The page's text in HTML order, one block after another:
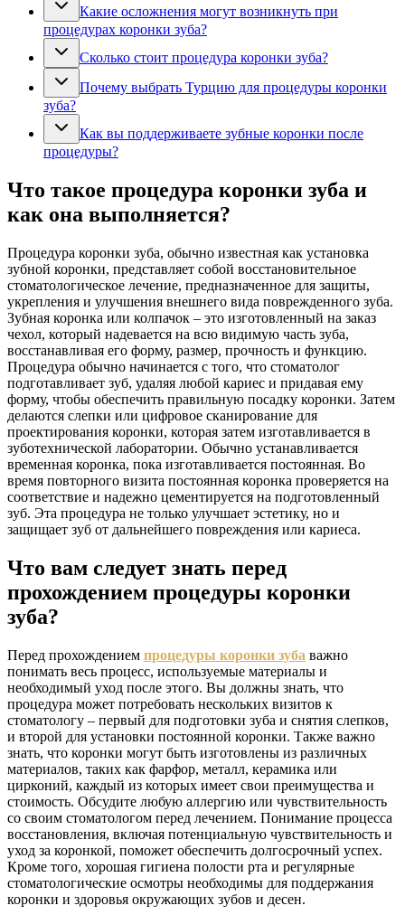
Какие осложнения могут возникнуть при
процедурах коронки зуба?
Сколько стоит процедура коронки зуба?
Почему выбрать Турцию для процедуры коронки
зуба?
Как вы поддерживаете зубные коронки после
процедуры?
Что такое процедура коронки зуба и
как она выполняется?
Процедура коронки зуба, обычно известная как установка
зубной коронки, представляет собой восстановительное
стоматологическое лечение, предназначенное для защиты,
укрепления и улучшения внешнего вида поврежденного зуба.
Зубная коронка или колпачок – это изготовленный на заказ
чехол, который надевается на всю видимую часть зуба,
восстанавливая его форму, размер, прочность и функцию.
Процедура обычно начинается с того, что стоматолог
подготавливает зуб, удаляя любой кариес и придавая ему
форму, чтобы обеспечить правильную посадку коронки. Затем
делаются слепки или цифровое сканирование для
проектирования коронки, которая затем изготавливается в
зуботехнической лаборатории. Обычно устанавливается
временная коронка, пока изготавливается постоянная. Во
время повторного визита постоянная коронка проверяется на
соответствие и надежно цементируется на подготовленный
зуб. Эта процедура не только улучшает эстетику, но и
защищает зуб от дальнейшего повреждения или кариеса.
Что вам следует знать перед
прохождением процедуры коронки
зуба?
Перед прохождением процедуры коронки зуба важно
понимать весь процесс, используемые материалы и
необходимый уход после этого. Вы должны знать, что
процедура может потребовать нескольких визитов к
стоматологу – первый для подготовки зуба и снятия слепков,
и второй для установки постоянной коронки. Также важно
знать, что коронки могут быть изготовлены из различных
материалов, таких как фарфор, металл, керамика или
цирконий, каждый из которых имеет свои преимущества и
стоимость. Обсудите любую аллергию или чувствительность
со своим стоматологом перед лечением. Понимание процесса
восстановления, включая потенциальную чувствительность и
уход за коронкой, поможет обеспечить долгосрочный успех.
Кроме того, хорошая гигиена полости рта и регулярные
стоматологические осмотры необходимы для поддержания
коронки и здоровья окружающих зубов и десен.